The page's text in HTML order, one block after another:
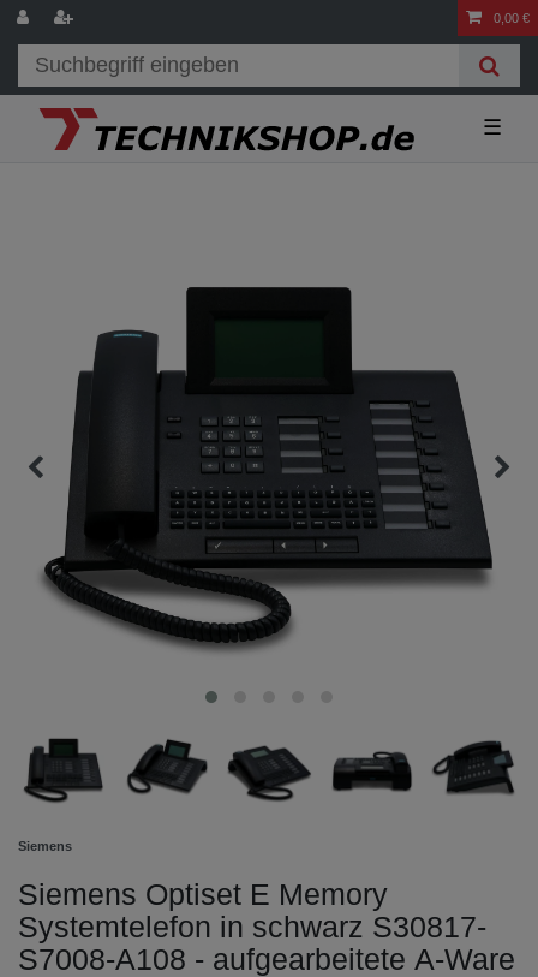
0,00 €
☰
Siemens
Siemens Optiset E Memory
Systemtelefon in schwarz S30817-
S7008-A108 - aufgearbeitete A-Ware